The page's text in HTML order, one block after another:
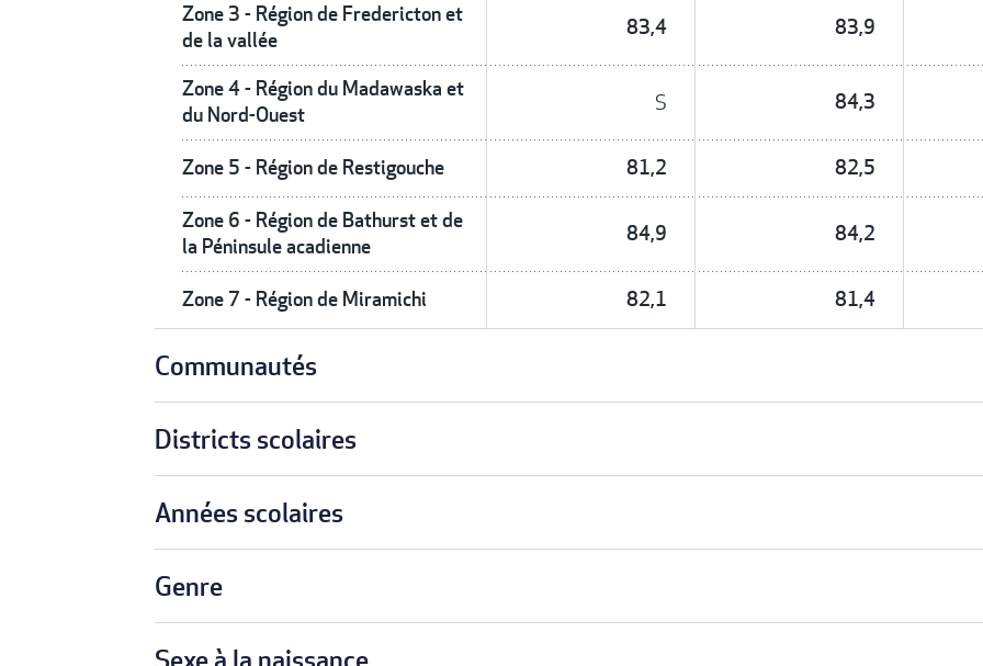
Zone 3 - Région de Fredericton et
de la vallée
83,4 83,9
Zone 4 - Région du Madawaska et
du Nord-Ouest
S 84,3
Zone 5 - Région de Restigouche 81,2 82,5
Zone 6 - Région de Bathurst et de
la Péninsule acadienne
84,9 84,2
Zone 7 - Région de Miramichi 82,1 81,4
Communautés
Districts scolaires
Années scolaires
Genre